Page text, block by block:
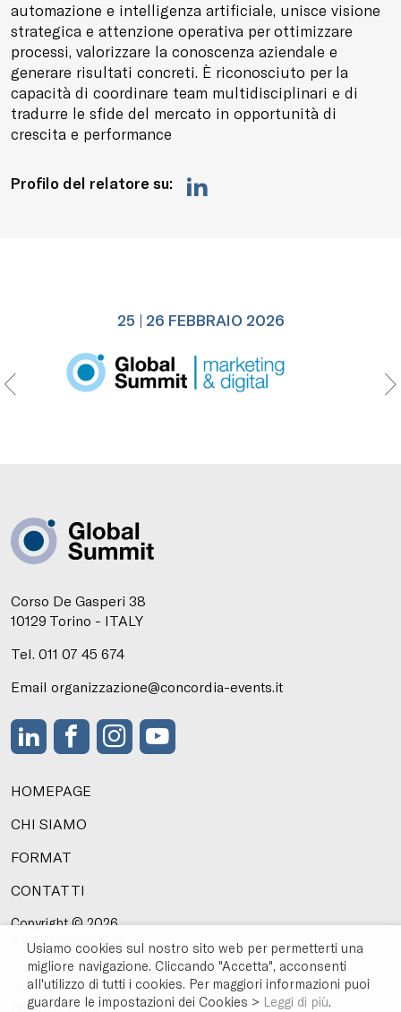
automazione e intelligenza artificiale, unisce visione
strategica e attenzione operativa per ottimizzare
processi, valorizzare la conoscenza aziendale e
generare risultati concreti. È riconosciuto per la
capacità di coordinare team multidisciplinari e di
tradurre le sfide del mercato in opportunità di
crescita e performance
Profilo del relatore su:
25 | 26 FEBBRAIO 2026
Corso De Gasperi 38
10129 Torino - ITALY
Tel. 011 07 45 674
Email organizzazione@concordia-events.it
HOMEPAGE
CHI SIAMO
FORMAT
CONTATTI
Copyright ©2026
P.IVA 11797940019
COOKIE POLICY
PRIVACY POLICY
Usiamo cookies sul nostro sito web per permetterti una
migliore navigazione. Cliccando "Accetta", acconsenti
all'utilizzo di tutti i cookies. Per maggiori informazioni puoi
guardare le impostazioni dei Cookies > Leggi di più.